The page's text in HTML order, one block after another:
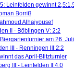
Leinfelden gewinnt
Borriß
Alhajyousef
II - Böblingen V: 2:2
am 26. Juli
III - Renningen III 2:2
das April-Blitzturnier
III - Leinfelden II 4:0